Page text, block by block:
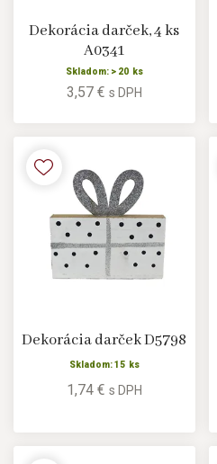
Dekorácia darček, 4 ks
A0341
Skladom: > 20 ks
3,57 € s DPH
Dekorácia darček D5798
Skladom: 15 ks
1,74 € s DPH